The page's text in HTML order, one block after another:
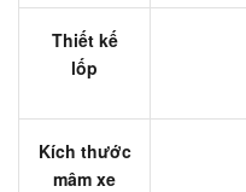
Thiết kế
lốp
Kích thước
mâm xe